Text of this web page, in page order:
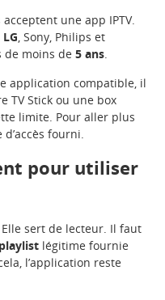
une app IPTV.
LG , Sony, Philips et
de moins de5 ans
application compatible, il
TV Stick ou une box
limite. Pour aller plus
fourni.
pour utiliser
sert de lecteur. Il faut
playlist légitime fournie
l’application reste